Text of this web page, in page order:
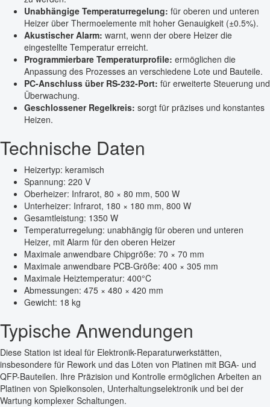
Unabhängige Temperaturregelung: für oberen und unteren
Heizer über Thermoelemente mit hoher Genauigkeit (±0.5%).
Akustischer Alarm: warnt, wenn der obere Heizer die
eingestellte Temperatur erreicht.
Programmierbare Temperaturprofile: ermöglichen die
Anpassung des Prozesses an verschiedene Lote und Bauteile.
PC-Anschluss über RS-232-Port: für erweiterte Steuerung und
Überwachung.
Geschlossener Regelkreis: sorgt für präzises und konstantes
Heizen.
Technische Daten
Heizertyp: keramisch
Spannung: 220 V
Oberheizer: Infrarot, 80 × 80 mm, 500 W
Unterheizer: Infrarot, 180 × 180 mm, 800 W
Gesamtleistung: 1350 W
Temperaturregelung: unabhängig für oberen und unteren
Heizer, mit Alarm für den oberen Heizer
Maximale anwendbare Chipgröße: 70 × 70 mm
Maximale anwendbare PCB-Größe: 400 × 305 mm
Maximale Heiztemperatur: 400°C
Abmessungen: 475 × 480 × 420 mm
Gewicht: 18 kg
Typische Anwendungen
Diese Station ist ideal für Elektronik-Reparaturwerkstätten,
insbesondere für Rework und das Löten von Platinen mit BGA- und
QFP-Bauteilen. Ihre Präzision und Kontrolle ermöglichen Arbeiten an
Platinen von Spielkonsolen, Unterhaltungselektronik und bei der
Wartung komplexer Schaltungen.